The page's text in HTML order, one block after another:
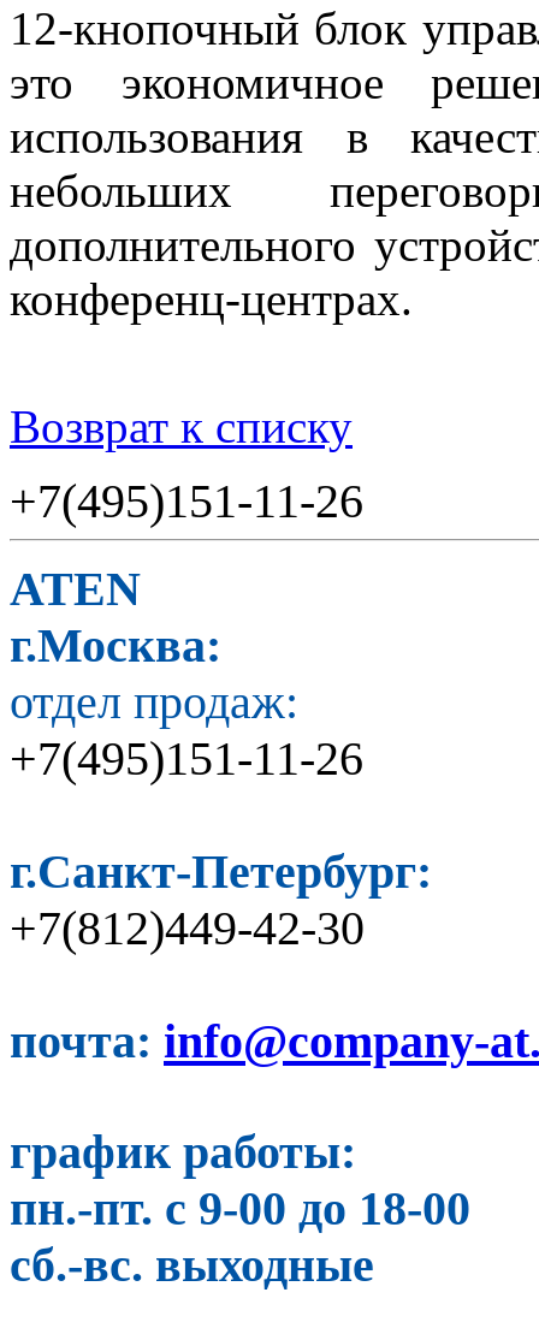
12-кнопочный блок
это экономичное
использования в
небольших
дополнительного
конференц-центрах.
Возврат к списку
+7(495)151-11-26
ATEN
г.Москва:
отдел продаж:
+7(495)151-11-26
г.Санкт-Петербург:
+7(812)449-42-30
почта: info@company-
график работы:
пн.-пт. с 9-00 до 18-00
сб.-вс. выходные